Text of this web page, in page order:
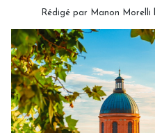
Rédigé par Manon Morelli